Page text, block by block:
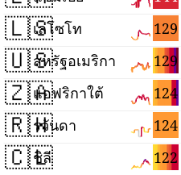
🇱🇸 129
เลโซโท
🇺🇸 129
สหรัฐอเมริกา
🇿🇦 124
แอฟริกาใต้
🇷🇼 124
รวันดา
🇨🇱 122
ชิลี